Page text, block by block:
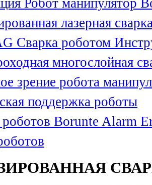
Робот манипулятор
лазерная
Сварка роботом
многослойная
зрение робота
поддержка роботы
Borunte Alarm